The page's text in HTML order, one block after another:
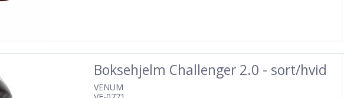
Boksehjelm Challenger 2.0 - sort/hvid
VENUM